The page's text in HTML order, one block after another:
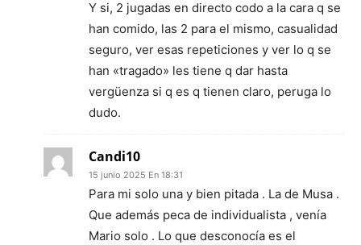
Y si, 2 jugadas en directo codo a la cara q se
han comido, las 2 para el mismo, casualidad
seguro, ver esas repeticiones y ver lo q se
han «tragado» les tiene q dar hasta
vergüenza si q es q tienen claro, peruga lo
dudo.
Candi10
15 junio 2025 En 18:31
Para mi solo una y bien pitada . La de Musa .
Que además peca de individualista , venía
Mario solo . Lo que desconocía es el